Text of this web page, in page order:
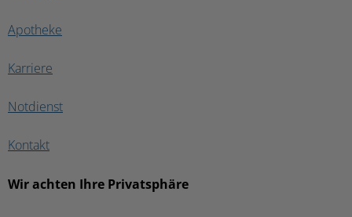
Apotheke
Karriere
Notdienst
Kontakt
Wir achten Ihre Privatsphäre